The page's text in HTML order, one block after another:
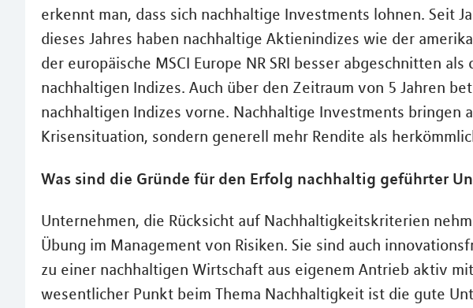
erkennt man, dass sich nachhaltige Investments lohnen. Seit
dieses Jahres haben nachhaltige Aktienindizes wie der
der europäische MSCI Europe NR SRI besser abgeschnitten
nachhaltigen Indizes. Auch über den Zeitraum von 5 Jahren
nachhaltigen Indizes vorne. Nachhaltige Investments bringen
Krisensituation, sondern generell mehr Rendite als
Was sind die Gründe für den Erfolg nachhaltig geführter
Unternehmen, die Rücksicht auf Nachhaltigkeitskriterien
Übung im Management von Risiken. Sie sind auch
zu einer nachhaltigen Wirtschaft aus eigenem Antrieb aktiv
wesentlicher Punkt beim Thema Nachhaltigkeit ist die gute